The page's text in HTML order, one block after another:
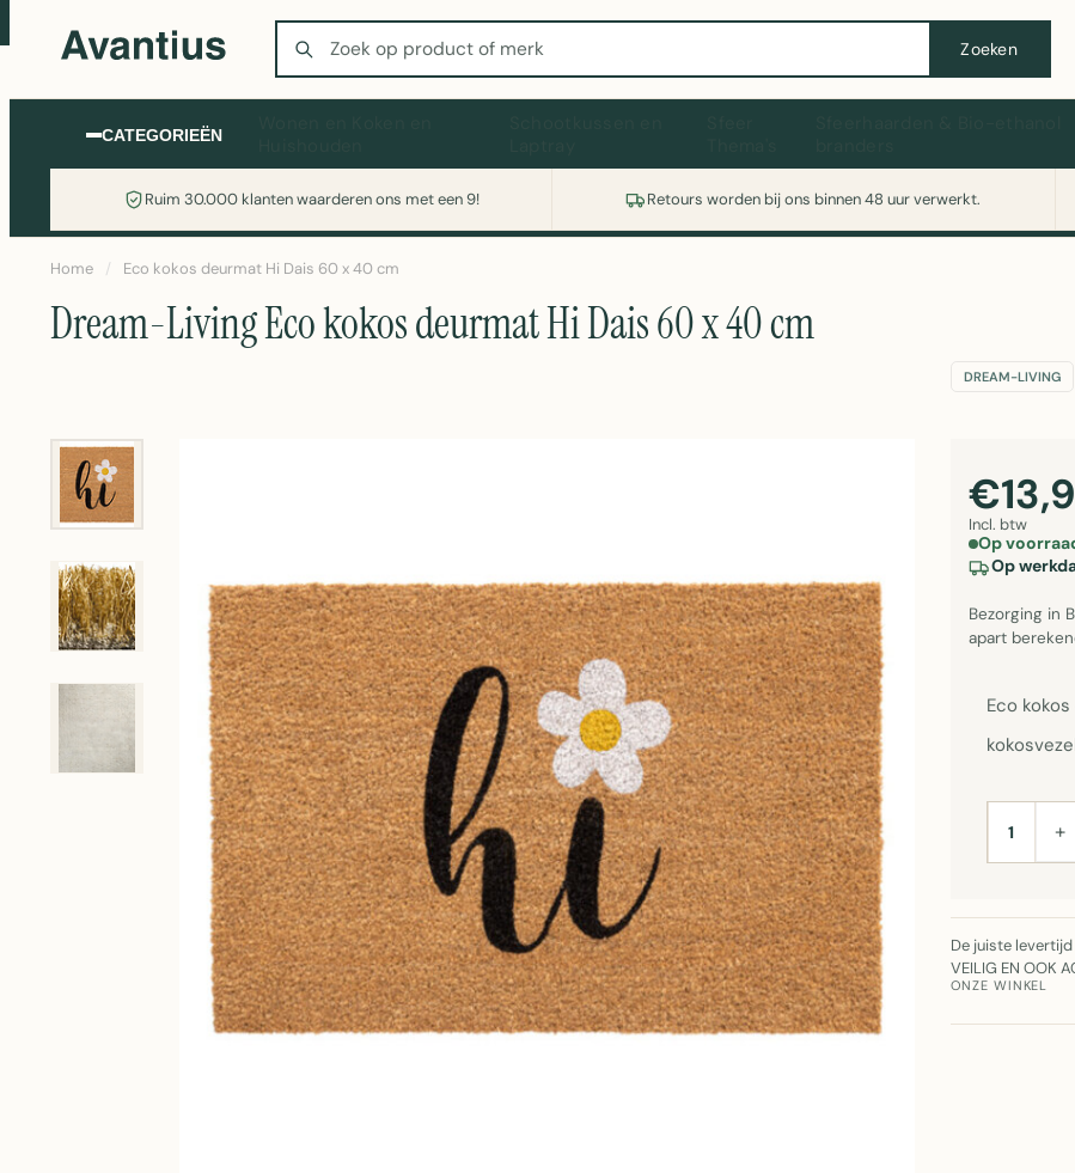
Zoeken
Zoeken
CATEGORIEËN
Ruim 30.000 klanten waarderen ons met een 9! Retours worden bij ons binnen 48 uur verwerkt.
Wasmachine of koelkast nodig? Vergelijk alle prijzen op Witgoedaanbod.nl
Home / Eco kokos deurmat Hi Dais 60 x 40 cm
Dream-Living Eco kokos deurmat Hi Dais 60 x 40 cm
DREAM-LIVING
Incl. btw
Op
Op
Bezorging in
apart
Eco
AANTAL+
De juiste
VEILIG EN OOK
ONZE WINKEL